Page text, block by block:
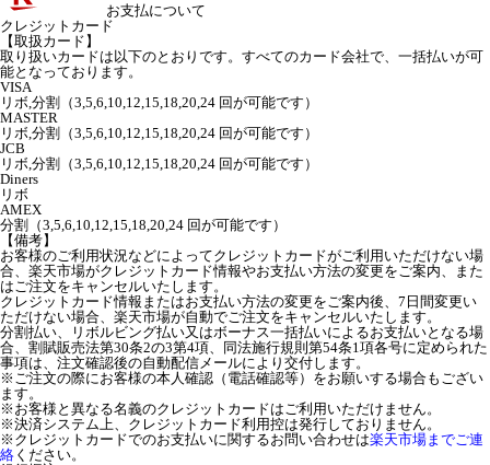
お支払について
クレジットカード
【取扱カード】
取り扱いカードは以下のとおりです。すべてのカード会社で、一括払いが可
能となっております。
VISA
リボ,分割（3,5,6,10,12,15,18,20,24 回が可能です）
MASTER
リボ,分割（3,5,6,10,12,15,18,20,24 回が可能です）
JCB
リボ,分割（3,5,6,10,12,15,18,20,24 回が可能です）
Diners
リボ
AMEX
分割（3,5,6,10,12,15,18,20,24 回が可能です）
【備考】
お客様のご利用状況などによってクレジットカードがご利用いただけない場
合、楽天市場がクレジットカード情報やお支払い方法の変更をご案内、また
はご注文をキャンセルいたします。
クレジットカード情報またはお支払い方法の変更をご案内後、7日間変更い
ただけない場合、楽天市場が自動でご注文をキャンセルいたします。
分割払い、リボルビング払い又はボーナス一括払いによるお支払いとなる場
合、割賦販売法第30条2の3第4項、同法施行規則第54条1項各号に定められた
事項は、注文確認後の自動配信メールにより交付します。
※ご注文の際にお客様の本人確認（電話確認等）をお願いする場合もござい
ます。
※お客様と異なる名義のクレジットカードはご利用いただけません。
※決済システム上、クレジットカード利用控は発行しておりません。
※クレジットカードでのお支払いに関するお問い合わせは楽天市場までご連
絡 ください。